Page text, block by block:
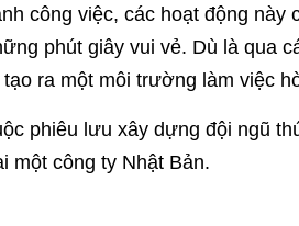
công việc, các hoạt động này
phút giây vui vẻ. Dù là qua
ra một môi trường làm việc
phiêu lưu xây dựng đội ngũ
một công ty Nhật Bản.